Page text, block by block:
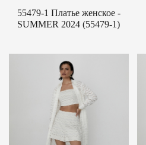
55479-1 Платье женское -
SUMMER 2024 (55479-1)